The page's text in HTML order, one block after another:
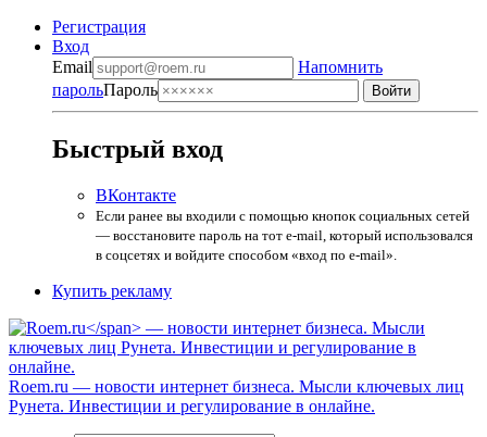
Регистрация
Вход
Email
Напомнить
парольПароль
Быстрый вход
ВКонтакте
Если ранее вы входили с помощью кнопок социальных сетей
— восстановите пароль на тот e-mail, который использовался
в соцсетях и войдите способом «вход по e-mail».
Купить рекламу
Roem.ru — новости интернет бизнеса. Мысли ключевых лиц
Рунета. Инвестиции и регулирование в онлайне.